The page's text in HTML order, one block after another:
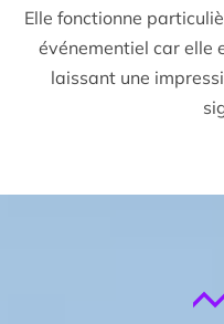
Elle fonctionne
événementiel car elle
laissant une